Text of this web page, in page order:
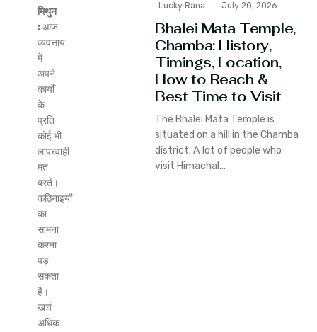
मिथुन
:आज
व्यवसाय
में
अपने
कार्यों
के
प्रति
कोई भी
लापरवाही
मत
बरतें।
कठिनाइयों
का
सामना
करना
पड़
सकता
है।
खर्च
अधिक
Lucky Rana July 20, 2026
Bhalei Mata Temple,
Chamba: History,
Timings, Location,
How to Reach &
Best Time to Visit
The Bhalei Mata Temple is
situated on a hill in the Chamba
district. A lot of people who
visit Himachal…